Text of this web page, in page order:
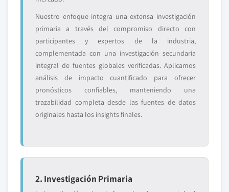
Nuestro enfoque integra una extensa investigación
primaria a través del compromiso directo con
participantes y expertos de la industria,
complementada con una investigación secundaria
integral de fuentes globales verificadas. Aplicamos
análisis de impacto cuantificado para ofrecer
pronósticos confiables, manteniendo una
trazabilidad completa desde las fuentes de datos
originales hasta los insights finales.
2. Investigación Primaria